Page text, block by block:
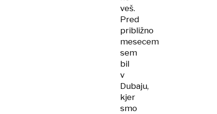
veš.
Pred
približno
mesecem
sem
bil
v
Dubaju,
kjer
smo